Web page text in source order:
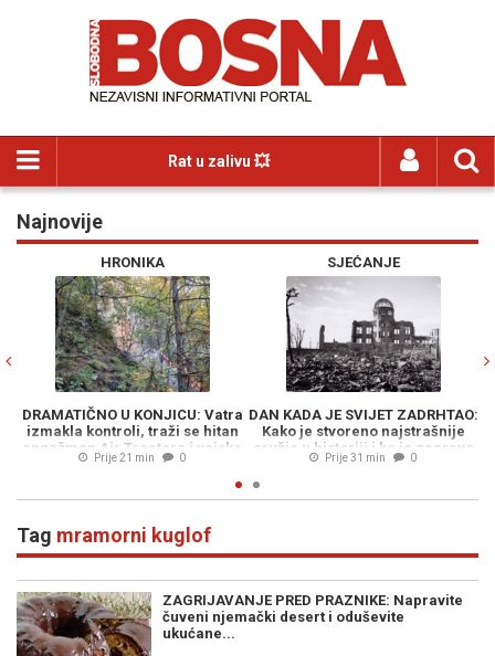
Rat u zalivu 💥
Najnovije
HRONIKA
DRAMATIČNO U KONJICU: Vatra
izmakla kontroli, traži se hitan
angažman Air Tractora i vojske
Prije 21 min 0
SJEĆANJE
DAN KADA JE SVIJET ZADRHTAO:
Kako je stvoreno najstrašnije
oružje u historiji i ko je zapravo
trebao biti meta nuklearne
Prije 31 min 0
Tag mramorni kuglof
ZAGRIJAVANJE PRED PRAZNIKE: Napravite
čuveni njemački desert i oduševite
ukućane...